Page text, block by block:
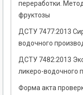
переработки.
фруктозы
ДСТУ 7477:2013
водочного
ДСТУ 7482:2013
ликеро-водочного
Форма акта